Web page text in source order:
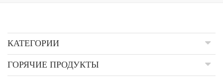
КАТЕГОРИИ
ГОРЯЧИЕ ПРОДУКТЫ